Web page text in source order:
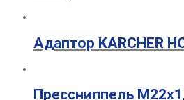
Адаптор KARCHER
Прессниппель